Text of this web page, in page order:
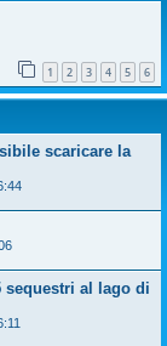
1 2 3 4 5 6
scaricare la
sequestri al lago di